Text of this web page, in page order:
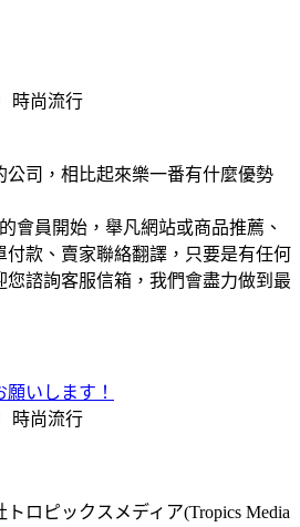
時尚流行
公司，相比起來樂一番有什麼優勢
會員開始，舉凡網站或商品推薦、
付款、賣家聯絡翻譯，只要是有任何
您諮詢客服信箱，我們會盡力做到最
いします！
時尚流行
ロピックスメディア(Tropics Media